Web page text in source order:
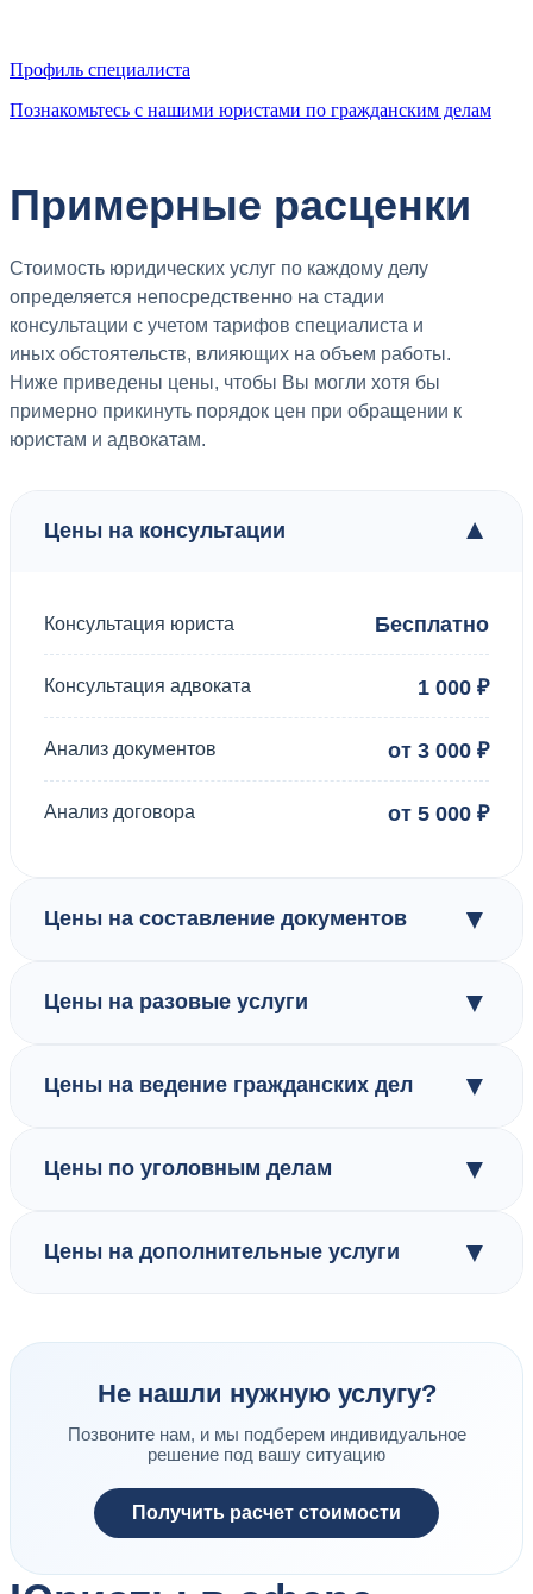
Профиль специалиста
Познакомьтесь с нашими юристами по гражданским делам
Примерные расценки
Стоимость юридических услуг по каждому делу
определяется непосредственно на стадии
консультации с учетом тарифов специалиста и
иных обстоятельств, влияющих на объем работы.
Ниже приведены цены, чтобы Вы могли хотя бы
примерно прикинуть порядок цен при обращении к
юристам и адвокатам.
Цены на консультации ▼
Консультация юриста Бесплатно
Консультация адвоката 1 000 ₽
Анализ документов от 3 000 ₽
Анализ договора от 5 000 ₽
Цены на составление документов ▼
Цены на разовые услуги ▼
Цены на ведение гражданских дел ▼
Цены по уголовным делам ▼
Цены на дополнительные услуги ▼
Не нашли нужную услугу?
Позвоните нам, и мы подберем индивидуальное
решение под вашу ситуацию
Получить расчет стоимости